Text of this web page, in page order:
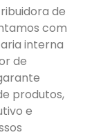
de
com
interna
de
produtos,
e